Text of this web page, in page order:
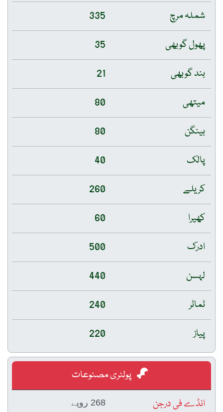
شملہ مرچ
335
پھول گوبھی
35
بند گوبھی
21
میتھی
80
بینگن
80
پالک
40
کریلے
260
کھیرا
60
ادرک
500
لہسن
440
ٹماٹر
240
پیاز
220
پولٹری مصنوعات
انڈے فی درجن
268 روپے